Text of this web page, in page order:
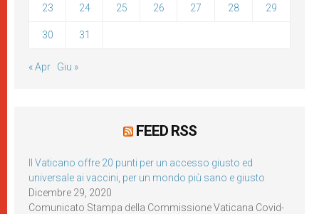
23 24 25 26 27 28 29
30 31
« Apr Giu »
FEED RSS
Il Vaticano offre 20 punti per un accesso giusto ed
universale ai vaccini, per un mondo più sano e giusto
Dicembre 29, 2020
Comunicato Stampa della Commissione Vaticana Covid-